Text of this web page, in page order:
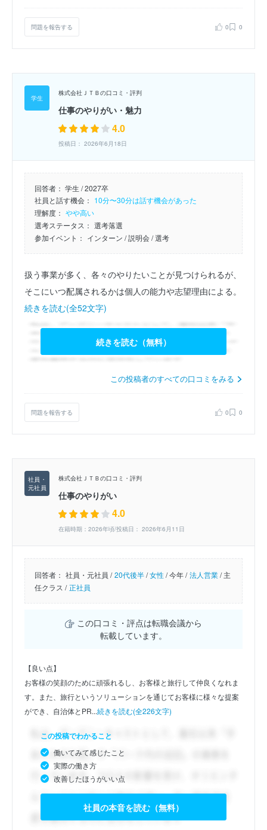
問題を報告する 0 0
株式会社ＪＴＢの口コミ・評判
仕事のやりがい・魅力
4.0
投稿日： 2026年6月18日
回答者： 学生 / 2027卒
社員と話す機会： 10分〜30分は話す機会があった
理解度： やや高い
選考ステータス： 選考落選
参加イベント： インターン / 説明会/ 選考
扱う事業が多く、各々のやりたいことが見つけられるが、
そこにいつ配属されるかは個人の能力や志望理由による。
続きを読む(全52文字)
続きを読む（無料）
この投稿者のすべての口コミをみる
問題を報告する 0 0
株式会社ＪＴＢの口コミ・評判
仕事のやりがい
4.0
在籍時期：2026年頃/投稿日： 2026年6月11日
回答者： 社員・元社員 / 20代後半/女性/今年 / 法人営業/主
任クラス / 正社員
この口コミ・評点は転職会議から
転載しています。
【良い点】
お客様の笑顔のために頑張れるし、お客様と旅行して仲良くなれま
す。また、旅行というソリューションを通じてお客様に様々な提案
ができ、自治体とPR...続きを読む(全226文字)
この投稿でわかること
働いてみて感じたこと
実際の働き方
改善したほうがいい点
社員の本音を読む（無料）